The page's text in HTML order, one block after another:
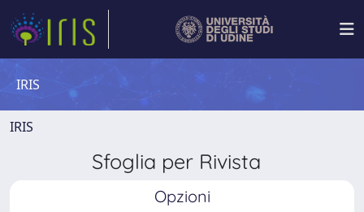
IRIS
IRIS
Sfoglia per Rivista
Opzioni